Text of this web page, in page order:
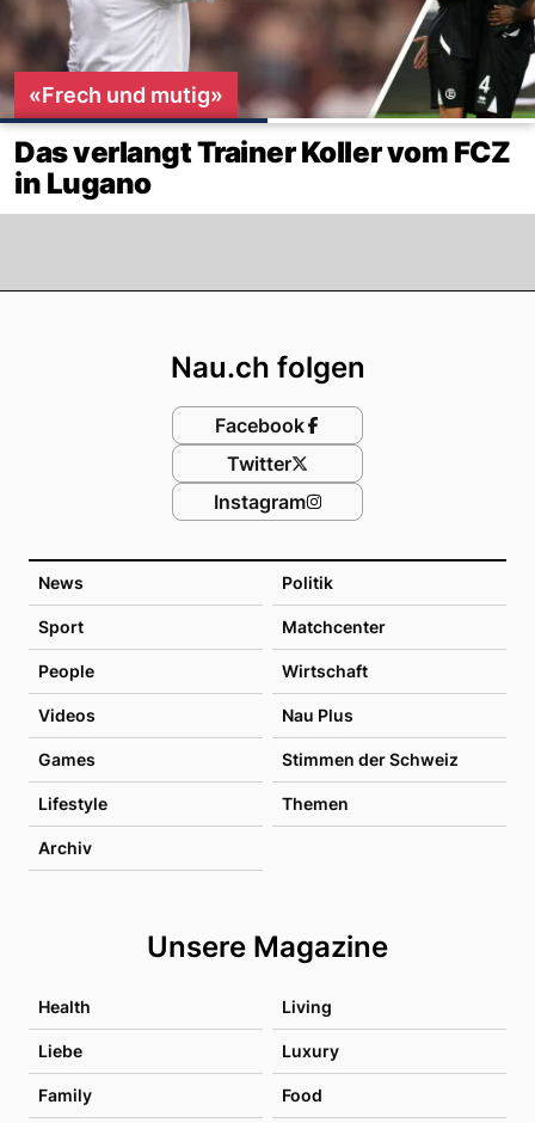
«Frech und mutig»
Das verlangt Trainer Koller vom FCZ
in Lugano
News Politik
Sport Matchcenter
People Wirtschaft
Videos Nau Plus
Games Stimmen der Schweiz
Lifestyle Themen
Archiv
Unsere Magazine
Health Living
Liebe Luxury
Family Food
Nau.ch folgen
Facebook
Twitter
Instagram